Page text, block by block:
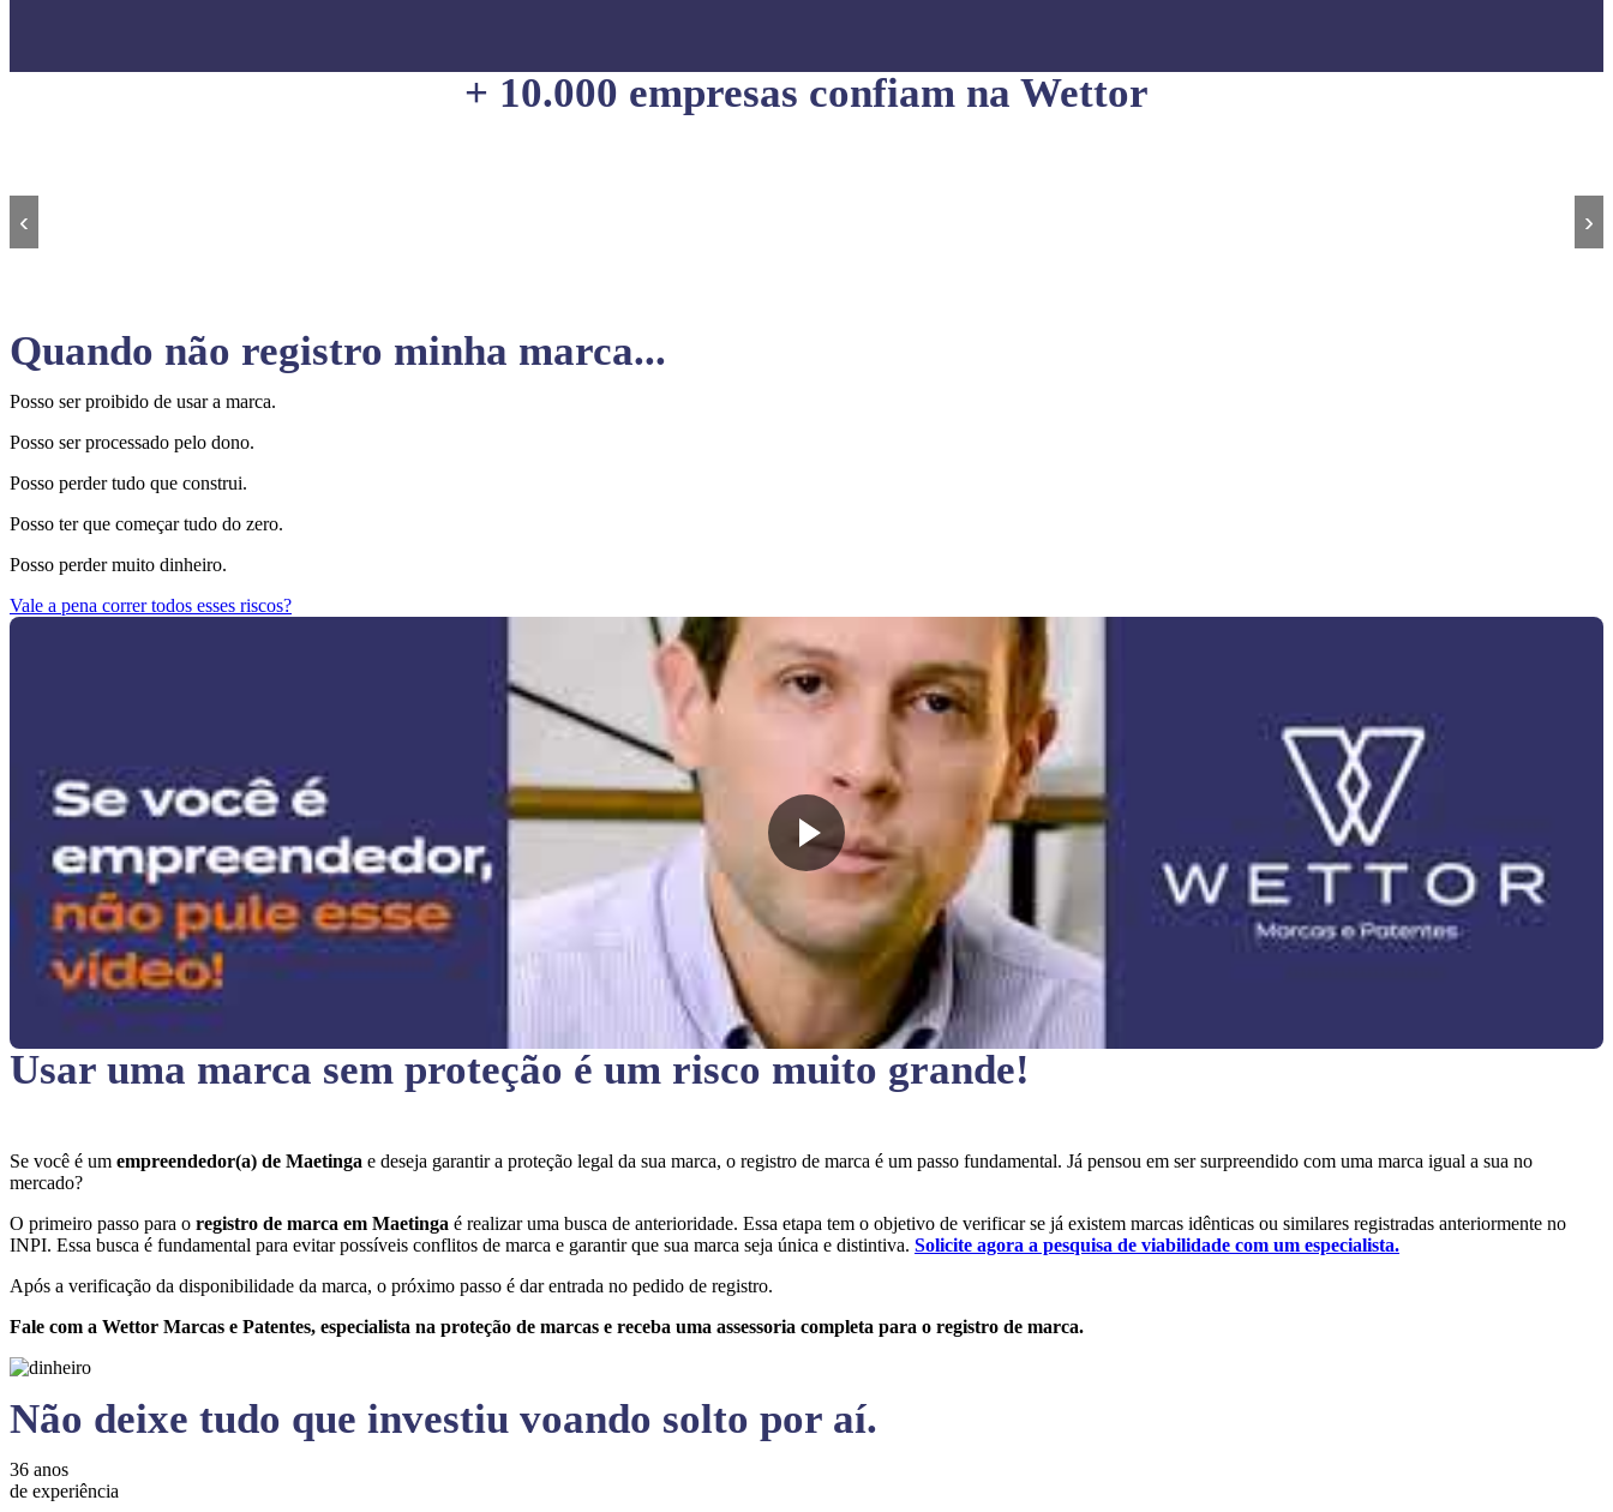
+ 10.000 empresas confiam na Wettor
‹ ›
Quando não registro minha marca...
Posso ser proibido de usar a marca.
Posso ser processado pelo dono.
Posso perder tudo que construi.
Posso ter que começar tudo do zero.
Posso perder muito dinheiro.
Vale a pena correr todos esses riscos?
Usar uma marca sem proteção é um risco muito grande!
Se você é um empreendedor(a) de Maetinga e deseja garantir a proteção legal da sua marca, o registro de marca é um passo fundamental. Já pensou em ser surpreendido com uma marca igual a sua no
mercado?
O primeiro passo para o registro de marca em Maetinga é realizar uma busca de anterioridade. Essa etapa tem o objetivo de verificar se já existem marcas idênticas ou similares registradas anteriormente no
INPI. Essa busca é fundamental para evitar possíveis conflitos de marca e garantir que sua marca seja única e distintiva. Solicite agora a pesquisa de viabilidade com um especialista.
Após a verificação da disponibilidade da marca, o próximo passo é dar entrada no pedido de registro.
Fale com a Wettor Marcas e Patentes, especialista na proteção de marcas e receba uma assessoria completa para o registro de marca.
Não deixe tudo que investiu voando solto por aí.
36 anos
de experiência